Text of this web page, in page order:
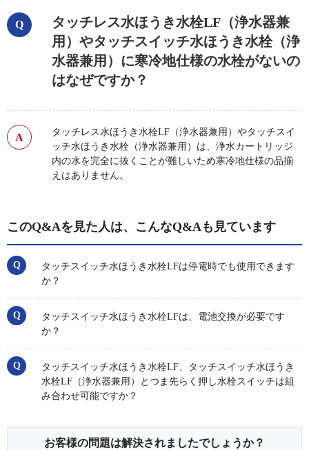
タッチレス水ほうき水栓LF（浄水器兼
用）やタッチスイッチ水ほうき水栓（浄
水器兼用）に寒冷地仕様の水栓がないの
はなぜですか？
タッチレス水ほうき水栓LF（浄水器兼用）やタッチスイ
ッチ水ほうき水栓（浄水器兼用）は、浄水カートリッジ
内の水を完全に抜くことが難しいため寒冷地仕様の品揃
えはありません。
このQ&Aを見た人は、こんなQ&Aも見ています
タッチスイッチ水ほうき水栓LFは停電時でも使用できます
か？
タッチスイッチ水ほうき水栓LFは、電池交換が必要です
か？
タッチスイッチ水ほうき水栓LF、タッチスイッチ水ほうき
水栓LF（浄水器兼用）とつま先らく押し水栓スイッチは組
み合わせ可能ですか？
お客様の問題は解決されましたでしょうか？